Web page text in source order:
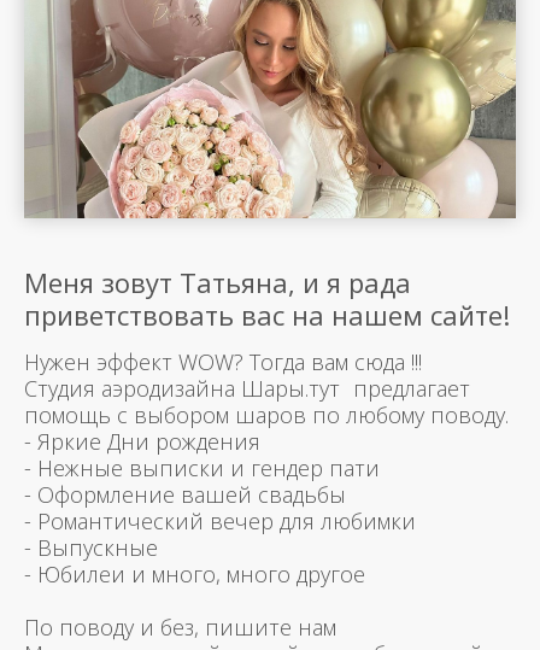
Меня зовут Татьяна, и я рада
приветствовать вас на нашем сайте!
Нужен эффект WOW? Тогда вам сюда !!!
Студия аэродизайна Шары.тут предлагает
помощь с выбором шаров по любому поводу.
- Яркие Дни рождения
- Нежные выписки и гендер пати
- Оформление вашей свадьбы
- Романтический вечер для любимки
- Выпускные
- Юбилеи и много, много другое
По поводу и без, пишите нам